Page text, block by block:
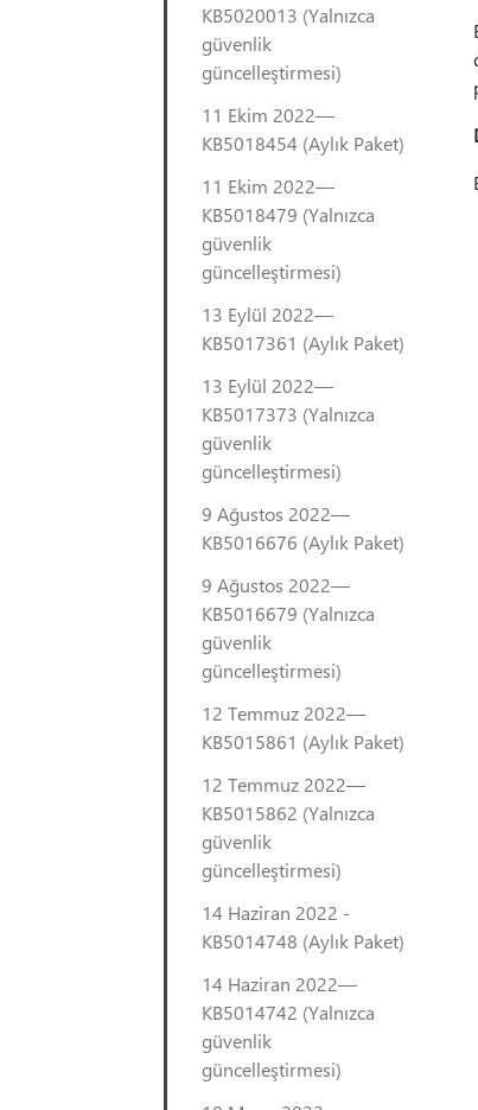
KB5020013 (Yalnızca
güvenlik
güncelleştirmesi)
11 Ekim 2022—
KB5018454 (Aylık Paket)
11 Ekim 2022—
KB5018479 (Yalnızca
güvenlik
güncelleştirmesi)
13 Eylül 2022—
KB5017361 (Aylık Paket)
13 Eylül 2022—
KB5017373 (Yalnızca
güvenlik
güncelleştirmesi)
9 Ağustos 2022—
KB5016676 (Aylık Paket)
9 Ağustos 2022—
KB5016679 (Yalnızca
güvenlik
güncelleştirmesi)
12 Temmuz 2022—
KB5015861 (Aylık Paket)
12 Temmuz 2022—
KB5015862 (Yalnızca
güvenlik
güncelleştirmesi)
14 Haziran 2022 -
KB5014748 (Aylık Paket)
14 Haziran 2022—
KB5014742 (Yalnızca
güvenlik
güncelleştirmesi)